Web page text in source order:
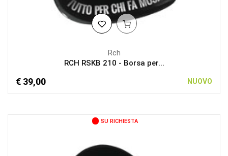
Rch
RCH RSKB 210 - Borsa per...
€ 39,00 NUOVO
SU RICHIESTA